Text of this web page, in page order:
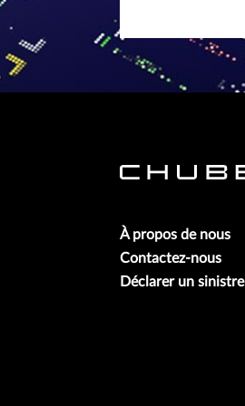
À propos de nous
Contactez-nous
Déclarer un sinistre